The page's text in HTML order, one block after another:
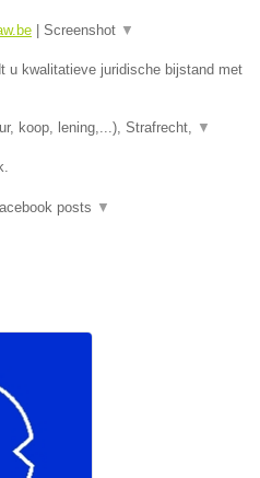
Screenshot ▼
u kwalitatieve juridische bijstand met
koop, lening,...), Strafrecht, ▼
posts ▼